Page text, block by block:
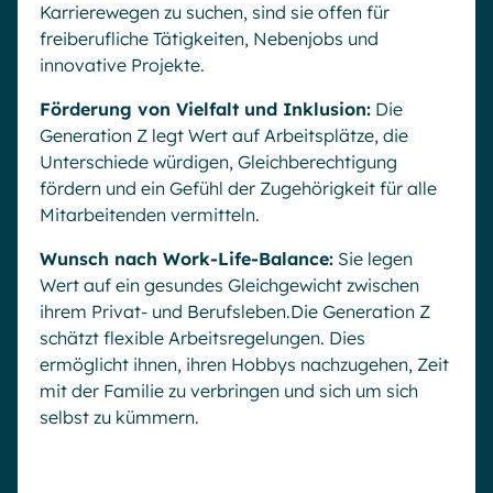
Karrierewegen zu suchen, sind sie offen für
freiberufliche Tätigkeiten, Nebenjobs und
innovative Projekte.
Förderung von Vielfalt und Inklusion: Die
Generation Z legt Wert auf Arbeitsplätze, die
Unterschiede würdigen, Gleichberechtigung
fördern und ein Gefühl der Zugehörigkeit für alle
Mitarbeitenden vermitteln.
Wunsch nach Work-Life-Balance: Sie legen
Wert auf ein gesundes Gleichgewicht zwischen
ihrem Privat- und Berufsleben.Die Generation Z
schätzt flexible Arbeitsregelungen. Dies
ermöglicht ihnen, ihren Hobbys nachzugehen, Zeit
mit der Familie zu verbringen und sich um sich
selbst zu kümmern.